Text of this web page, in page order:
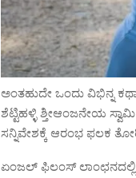
ಅಂತಹುದೇ ಒಂದು ವಿಭಿನ್ನ
ಶೆಟ್ಟಿಹಳ್ಳಿ ಶ್ತೀಆಂಜನೇಯ
ಸನ್ನಿವೇಶಕ್ಕೆ ಆರಂಭ ಫಲಕ
ಏಂಜಲ್ ಫಿಲಂಸ್ ಲಾಂಛನದಲ್ಲಿ